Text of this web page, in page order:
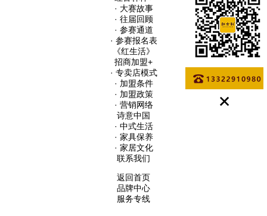
· 大赛故事
· 往届回顾
· 参赛通道
· 参赛报名表
《红生活》
招商加盟+
· 专卖店模式
· 加盟条件
· 加盟政策
· 营销网络
诗意中国
· 中式生活
· 家具保养
· 家居文化
联系我们
返回首页
品牌中心
服务专线